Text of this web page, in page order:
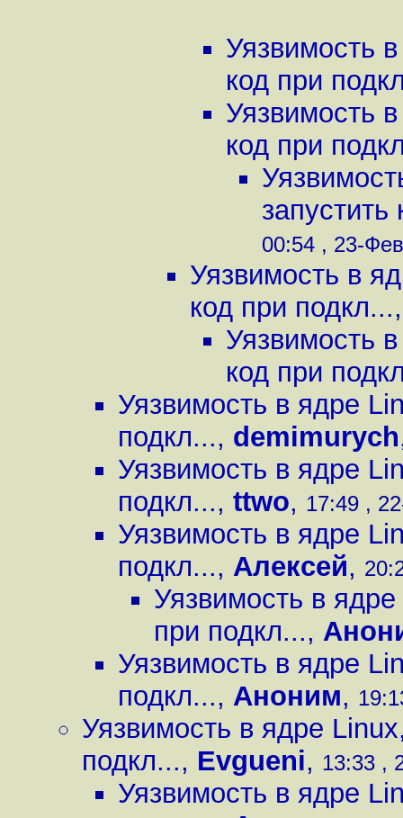
Уязвимость
код при
Уязвимость
код при
00:54 , 23-
Уязвимость в
код при подкл...
Уязвимость
код при
Уязвимость в ядре
подкл..., demimurych
Уязвимость в ядре
подкл..., ttwo, 17:49 ,
Уязвимость в ядре
подкл..., Алексей,
Уязвимость в
при подкл...,
Уязвимость в ядре
подкл..., Аноним,
Уязвимость в ядре
подкл..., Evgueni, 13:33 ,
Уязвимость в ядре